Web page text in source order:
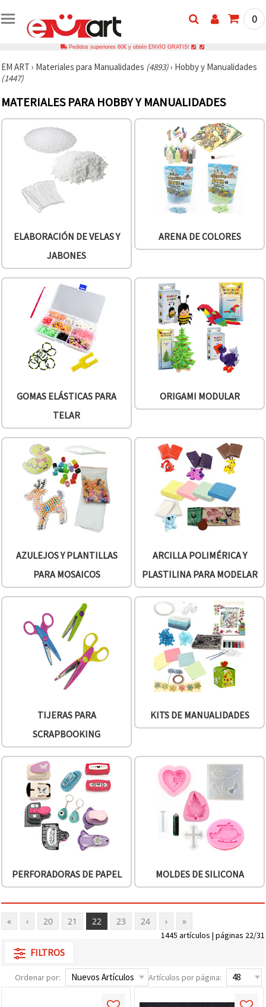
0
Pedidos superiores 60€ y obtén ENVÍO GRATIS!
EM ART › Materiales para Manualidades (4893)› Hobby y Manualidades
(1447)
MATERIALES PARA HOBBY Y MANUALIDADES
ELABORACIÓN DE VELAS Y
JABONES
ARENA DE COLORES
GOMAS ELÁSTICAS PARA
TELAR
ORIGAMI MODULAR
AZULEJOS Y PLANTILLAS
PARA MOSAICOS
ARCILLA POLIMÉRICA Y
PLASTILINA PARA MODELAR
TIJERAS PARA
SCRAPBOOKING
KITS DE MANUALIDADES
PERFORADORAS DE PAPEL MOLDES DE SILICONA
« ‹ 20 21 22 23 24 › »
1445 artículos | páginas 22/31
FILTROS
Ordenar por: Artículos por página: